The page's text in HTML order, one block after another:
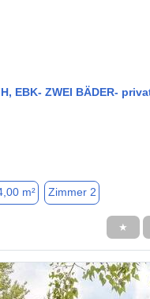
EBK- ZWEI BÄDER-
m² Zimmer 2
★